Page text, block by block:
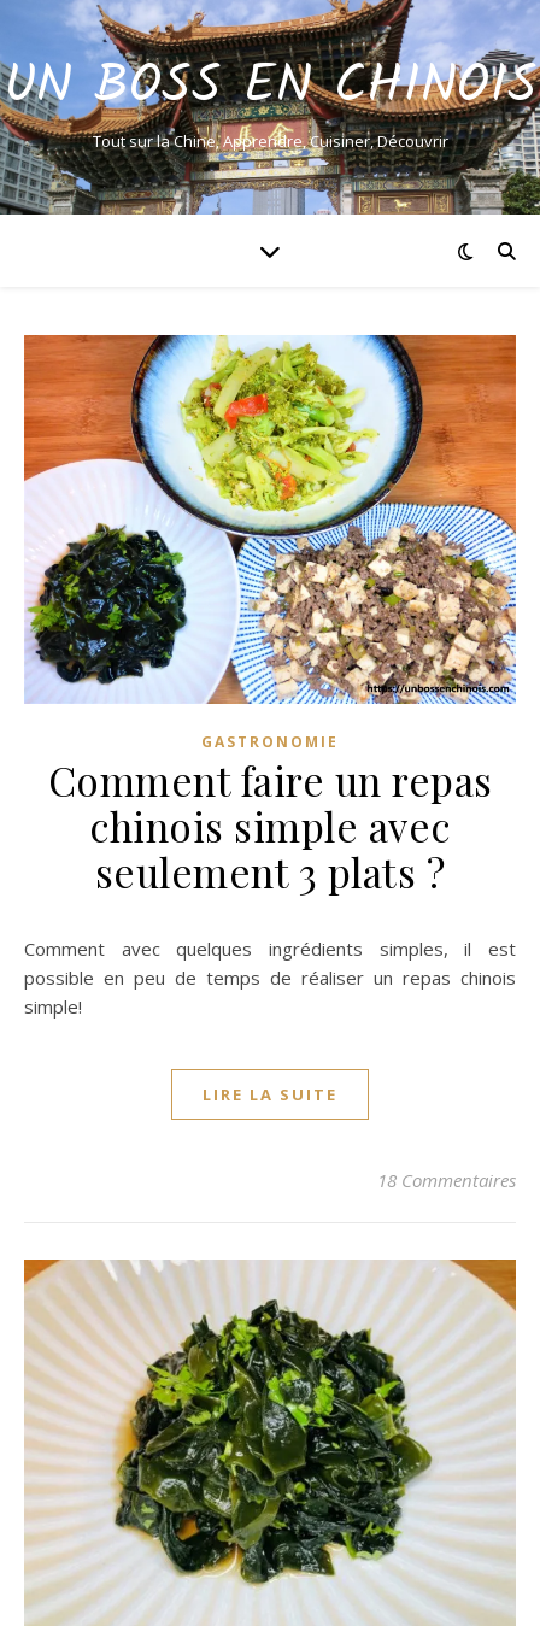
UN BOSS EN CHINOIS
Tout sur la Chine, Apprendre, Cuisiner, Découvrir
GASTRONOMIE
Comment faire un repas
chinois simple avec
seulement 3 plats ?
Comment avec quelques ingrédients simples, il est
possible en peu de temps de réaliser un repas chinois
simple!
LIRE LA SUITE
18 Commentaires